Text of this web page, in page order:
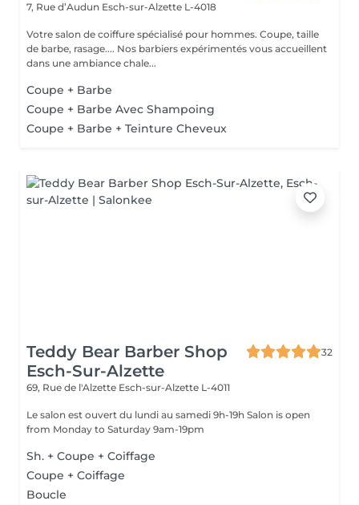
7, Rue d’Audun Esch-sur-Alzette L-4018
Votre salon de coiffure spécialisé pour hommes. Coupe, taille
de barbe, rasage.... Nos barbiers expérimentés vous accueillent
dans une ambiance chale...
Coupe + Barbe
Coupe + Barbe Avec Shampoing
Coupe + Barbe + Teinture Cheveux
Teddy Bear Barber Shop
Esch-Sur-Alzette
32
69, Rue de l'Alzette Esch-sur-Alzette L-4011
Le salon est ouvert du lundi au samedi 9h-19h Salon is open
from Monday to Saturday 9am-19pm
Sh. + Coupe + Coiffage
Coupe + Coiffage
Boucle